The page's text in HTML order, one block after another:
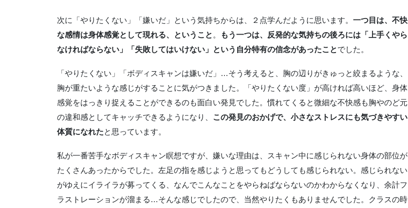
次に「やりたくない」「嫌いだ」という気持ちからは、２点学んだように思います。 一つ目は、不快
な感情は身体感覚として現れる、ということ 。
もう一つは、反発的な気持ちの後ろには「上手くやら
なければならない」「失敗してはいけない」という自分特有の信念があったことでした。
「やりたくない」「ボディスキャンは嫌いだ」…そう考えると、胸の辺りがきゅっと絞まるような、
胸が重たいような感じがすることに気がつきました。「やりたくない度」が高ければ高いほど、身体
感覚をはっきり捉えることができるのも面白い発見でした。慣れてくると微細な不快感も胸やのど元
の違和感としてキャッチできるようになり、
この発見のおかげで、小さなストレスにも気づきやすい
体質になれたと思っています。
私が一番苦手なボディスキャン瞑想ですが、嫌いな理由は、スキャン中に感じられない身体の部位が
たくさんあったからでした。左足の指を感じようと思ってもどうしても感じられない。感じられない
がゆえにイライラが募ってくる、なんでこんなことをやらねばならないのかわからなくなり、余計フ
ラストレーションが溜まる…そんな感じでしたので、当然やりたくもありませんでした。クラスの時